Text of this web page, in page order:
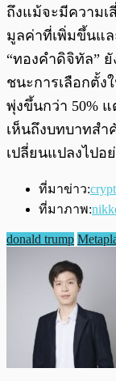
ถึงแม้จะมีความเ
มูลค่าที่เพิ่มขึ้นแล
“ทองคำดิจิทัล”
ชนะการเลือกตั้ง
พุ่งขึ้นกว่า 50%
เห็นถึงบทบาทสำ
เปลี่ยนแปลงไปอ
ที่มาข่าว:
ที่มาภาพ:
donald trump